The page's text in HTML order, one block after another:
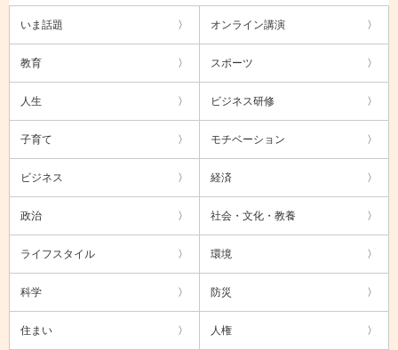
いま話題 オンライン講演
教育 スポーツ
人生 ビジネス研修
子育て モチベーション
ビジネス 経済
政治 社会・文化・教養
ライフスタイル 環境
科学 防災
住まい 人権